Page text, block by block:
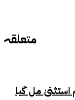
متعلقہ
استثنیٰ مل گیا